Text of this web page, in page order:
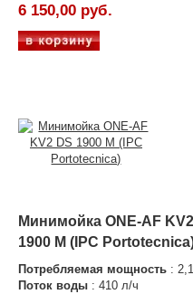
6 150,00 руб.
Минимойка ONE-AF
1900 M (IPC
Потребляемая мощность :
Поток воды : 410 л/ч